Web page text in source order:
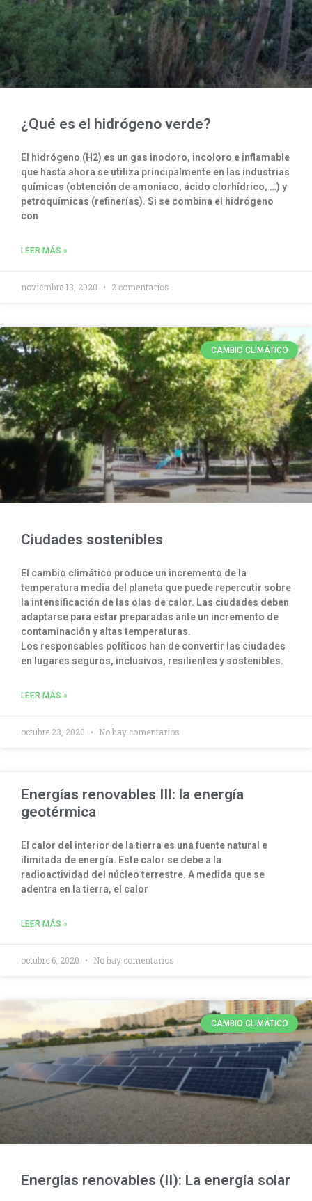
¿Qué es el hidrógeno verde?
El hidrógeno (H2) es un gas inodoro, incoloro e inflamable
que hasta ahora se utiliza principalmente en las industrias
químicas (obtención de amoniaco, ácido clorhídrico, …) y
petroquímicas (refinerías). Si se combina el hidrógeno
con
LEER MÁS »
noviembre 13, 2020 2 comentarios
CAMBIO CLIMÁTICO
Ciudades sostenibles
El cambio climático produce un incremento de la
temperatura media del planeta que puede repercutir sobre
la intensificación de las olas de calor. Las ciudades deben
adaptarse para estar preparadas ante un incremento de
contaminación y altas temperaturas.
Los responsables políticos han de convertir las ciudades
en lugares seguros, inclusivos, resilientes y sostenibles.
LEER MÁS »
octubre 23, 2020 No hay comentarios
Energías renovables III: la energía
geotérmica
El calor del interior de la tierra es una fuente natural e
ilimitada de energía. Este calor se debe a la
radioactividad del núcleo terrestre. A medida que se
adentra en la tierra, el calor
LEER MÁS »
octubre 6, 2020 No hay comentarios
CAMBIO CLIMÁTICO
Energías renovables (II): La energía solar